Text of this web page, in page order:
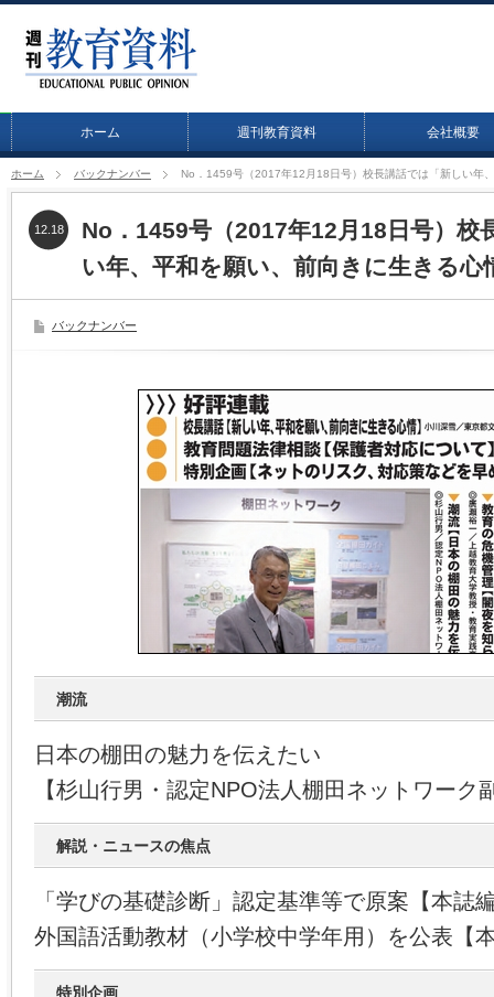
ホーム 週刊教育資料 会社概要
ホーム バックナンバー No．1459号（2017年12月18日号）校長講話では「新しい年
No．1459号（2017年12月18日号）校
い年、平和を願い、前向きに生きる心
12.18
バックナンバー
潮流
日本の棚田の魅力を伝えたい
【杉山行男・認定NPO法人棚田ネットワーク
解説・ニュースの焦点
「学びの基礎診断」認定基準等で原案【本誌
外国語活動教材（小学校中学年用）を公表【
特別企画